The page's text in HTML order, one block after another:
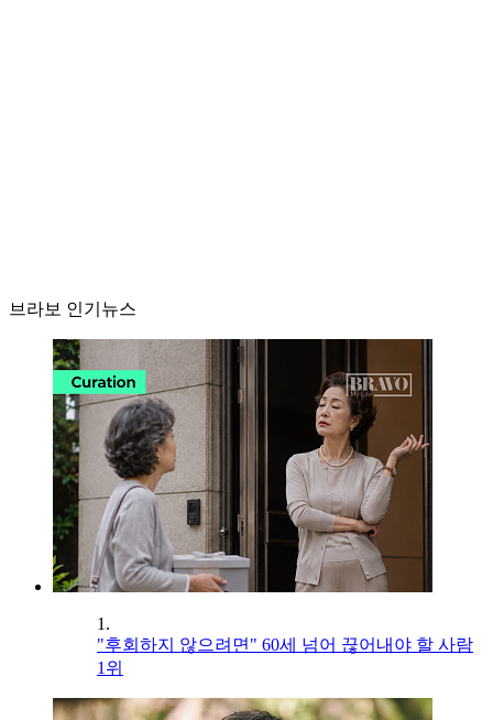
브라보 인기뉴스
1.
"후회하지 않으려면" 60세 넘어 끊어내야 할 사람
1위